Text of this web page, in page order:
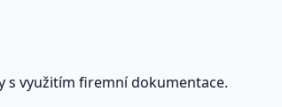
s využitím firemní dokumentace.